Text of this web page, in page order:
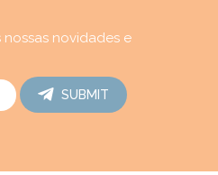
novidades e
SUBMIT